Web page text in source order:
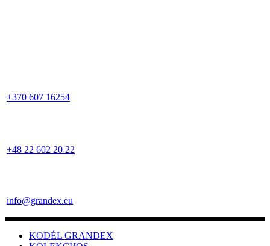
+370 607 16254
+48 22 602 20 22
info@grandex.eu
KODĖL GRANDEX